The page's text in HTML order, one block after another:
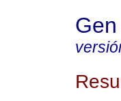
Gen